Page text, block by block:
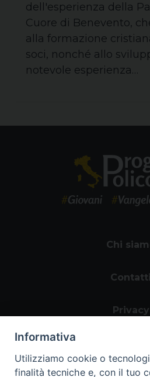
dell'esperienza della
Cuore di Benevento,
alla formazione
soci, nonché allo
notevole esperienza…
Chi
Contatti
Privacy
Informativa
Utilizziamo cookie o
finalità tecniche e, con il tuo